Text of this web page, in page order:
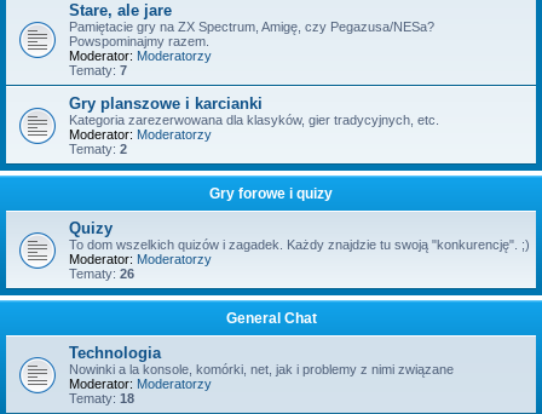
Stare, ale jare
Pamiętacie gry na ZX Spectrum, Amigę, czy Pegazusa/NESa?
Powspominajmy razem.
Moderator: Moderatorzy
Tematy: 7
Gry planszowe i karcianki
Kategoria zarezerwowana dla klasyków, gier tradycyjnych, etc.
Moderator: Moderatorzy
Tematy: 2
Gry forowe i quizy
Quizy
To dom wszelkich quizów i zagadek. Każdy znajdzie tu swoją "konkurencję". ;)
Moderator: Moderatorzy
Tematy: 26
General Chat
Technologia
Nowinki a la konsole, komórki, net, jak i problemy z nimi związane
Moderator: Moderatorzy
Tematy: 18